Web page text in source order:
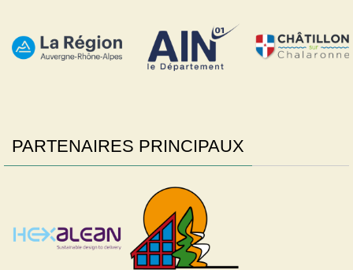
PARTENAIRES PRINCIPAUX